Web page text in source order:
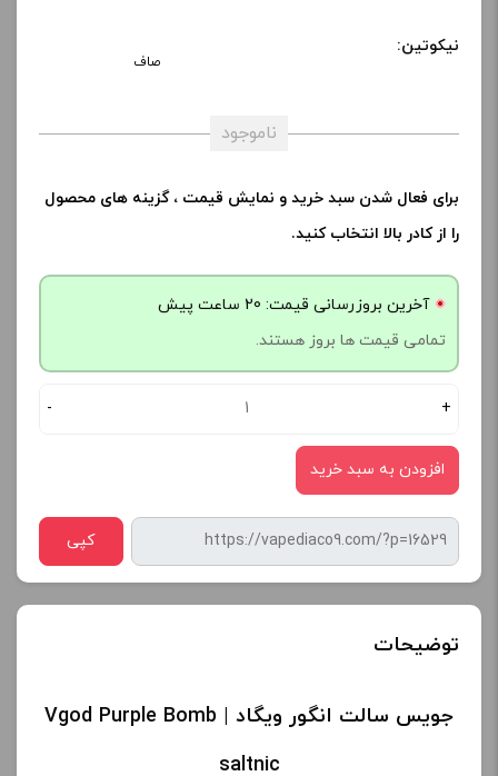
نیکوتین:
صاف
ناموجود
برای فعال شدن سبد خرید و نمایش قیمت ، گزینه های محصول
را از کادر بالا انتخاب کنید.
آخرین بروزرسانی قیمت: 20 ساعت پیش
تمامی قیمت ها بروز هستند.
- +
افزودن به سبد خرید
کپی
توضیحات
جویس سالت انگور ویگاد | Vgod Purple Bomb
saltnic